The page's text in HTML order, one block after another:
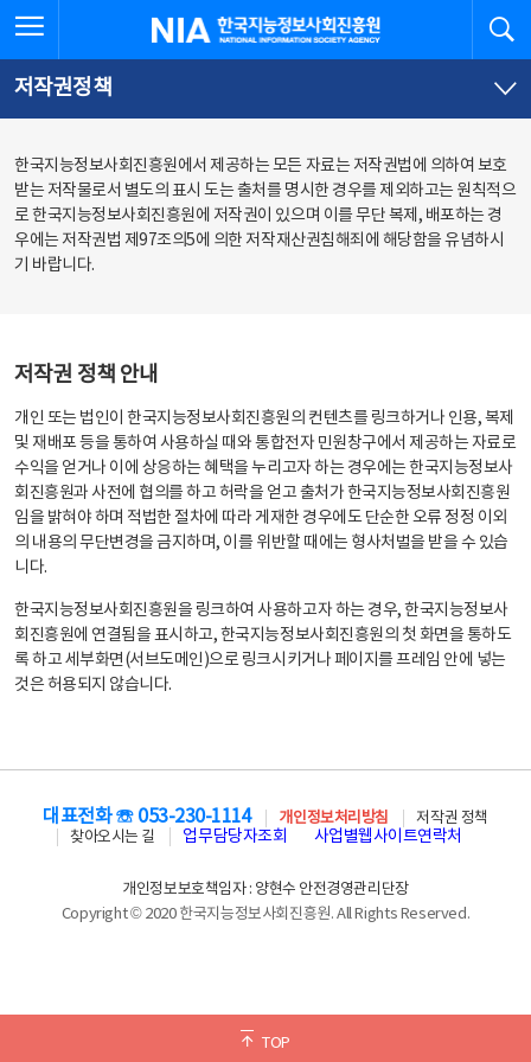
문
로
가
체
뉴
바
가
한국지능정보사회진흥원
저작권정책
한국지능정보사회진흥원에서 제공하는 모든 자료는 저작권법에 의하여 보호
받는 저작물로서 별도의 표시 도는 출처를 명시한 경우를 제외하고는 원칙적으
로 한국지능정보사회진흥원에 저작권이 있으며 이를 무단 복제, 배포하는 경
우에는 저작권법 제97조의5에 의한 저작재산권침해죄에 해당함을 유념하시
기 바랍니다.
저작권 정책 안내
개인 또는 법인이 한국지능정보사회진흥원의 컨텐츠를 링크하거나 인용, 복제
및 재배포 등을 통하여 사용하실 때와 통합전자 민원창구에서 제공하는 자료로
수익을 얻거나 이에 상응하는 혜택을 누리고자 하는 경우에는 한국지능정보사
회진흥원과 사전에 협의를 하고 허락을 얻고 출처가 한국지능정보사회진흥원
임을 밝혀야 하며 적법한 절차에 따라 게재한 경우에도 단순한 오류 정정 이외
의 내용의 무단변경을 금지하며, 이를 위반할 때에는 형사처벌을 받을 수 있습
니다.
한국지능정보사회진흥원을 링크하여 사용하고자 하는 경우, 한국지능정보사
회진흥원에 연결됨을 표시하고, 한국지능정보사회진흥원의 첫 화면을 통하도
록 하고 세부화면(서브도메인)으로 링크시키거나 페이지를 프레임 안에 넣는
것은 허용되지 않습니다.
TOP
대표전화 ☏ 053-230-1114 개인정보처리방침
저작권 정책
찾아오시는 길
업무담당자조회 사업별웹사이트연락처
개인정보보호책임자 : 양현수 안전경영관리단장
Copyright © 2020 한국지능정보사회진흥원. All Rights Reserved.